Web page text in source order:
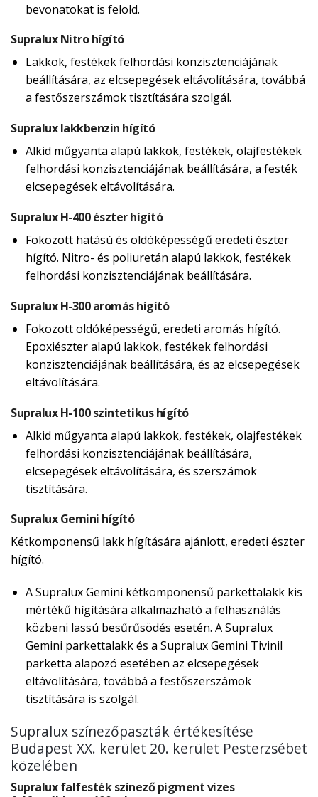
bevonatokat is felold.
Supralux Nitro hígító
Lakkok, festékek felhordási konzisztenciájának
beállítására, az elcsepegések eltávolítására, továbbá
a festőszerszámok tisztítására szolgál.
Supralux lakkbenzin hígító
Alkid műgyanta alapú lakkok, festékek, olajfestékek
felhordási konzisztenciájának beállítására, a festék
elcsepegések eltávolítására.
Supralux H-400 észter hígító
Fokozott hatású és oldóképességű eredeti észter
hígító. Nitro- és poliuretán alapú lakkok, festékek
felhordási konzisztenciájának beállítására.
Supralux H-300 aromás hígító
Fokozott oldóképességű, eredeti aromás hígító.
Epoxiészter alapú lakkok, festékek felhordási
konzisztenciájának beállítására, és az elcsepegések
eltávolítására.
Supralux H-100 szintetikus hígító
Alkid műgyanta alapú lakkok, festékek, olajfestékek
felhordási konzisztenciájának beállítására,
elcsepegések eltávolítására, és szerszámok
tisztítására.
Supralux Gemini hígító
Kétkomponensű lakk hígítására ajánlott, eredeti észter
hígító.
A Supralux Gemini kétkomponensű parkettalakk kis
mértékű hígítására alkalmazható a felhasználás
közbeni lassú besűrűsödés esetén. A Supralux
Gemini parkettalakk és a Supralux Gemini Tivinil
parketta alapozó esetében az elcsepegések
eltávolítására, továbbá a festőszerszámok
tisztítására is szolgál.
Supralux színezőpaszták értékesítése
Budapest XX. kerület 20. kerület Pesterzsébet
közelében
Supralux falfesték színező pigment vizes